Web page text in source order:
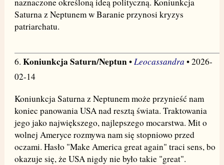
Saturna z Neptunem w Baranie przynosi kryzys
patriarchatu.
6. Koniunkcja Saturn/Neptun• Leocassandra • 2026-
02-14
Koniunkcja Saturna z Neptunem może przynieść nam
koniec panowania USA nad resztą świata. Traktowania
jego jako największego, najlepszego mocarstwa. Mit o
wolnej Ameryce rozmywa nam się stopniowo przed
oczami. Hasło "Make America great again" traci sens, bo
okazuje się, że USA nigdy nie było takie "great".